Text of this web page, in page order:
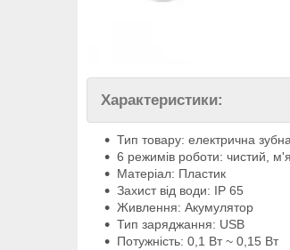
Характеристики:
Тип товару: електрична
6 режимів роботи: чистий,
Матеріал: Пластик
Захист від води: IP 65
Живлення: Акумулятор
Тип заряджання: USB
Потужність: 0,1 Вт ~ 0,15 Вт